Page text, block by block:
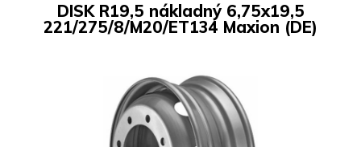
DISK R19,5 nákladný 6,75x19,5
221/275/8/M20/ET134 Maxion (DE)